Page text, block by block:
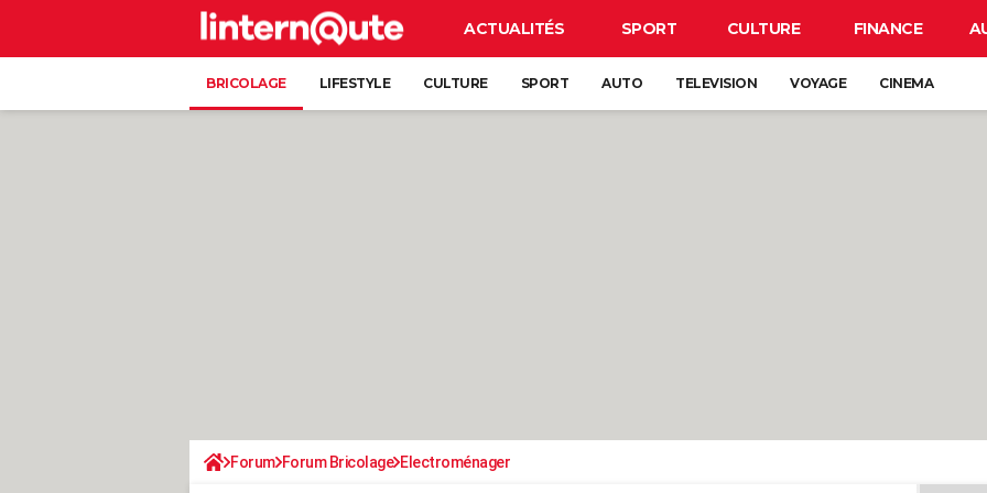
ACTUALITÉS SPORT CULTURE FINANCE
BRICOLAGE LIFESTYLE CULTURE SPORT AUTO TELEVISION VOYAGE CINEMA
Forum Forum Bricolage Electroménager